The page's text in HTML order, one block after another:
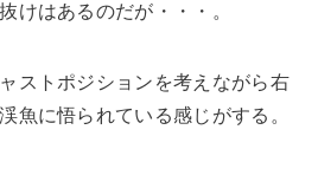
けはあるのだが・・・。
ストポジションを考えながら右
魚に悟られている感じがする。